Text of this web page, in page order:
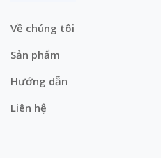
Về chúng tôi
Sản phẩm
Hướng dẫn
Liên hệ